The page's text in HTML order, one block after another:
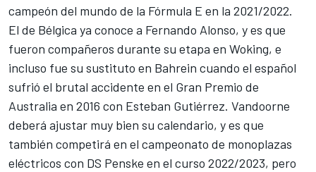
campeón del mundo de la Fórmula E en la 2021/2022.
El de Bélgica ya conoce a Fernando Alonso, y es que
fueron compañeros durante su etapa en Woking, e
incluso fue su sustituto en Bahrein cuando el español
sufrió el brutal accidente en el Gran Premio de
Australia en 2016 con Esteban Gutiérrez. Vandoorne
deberá ajustar muy bien su calendario, y es que
también competirá en el campeonato de monoplazas
eléctricos con DS Penske en el curso 2022/2023, pero